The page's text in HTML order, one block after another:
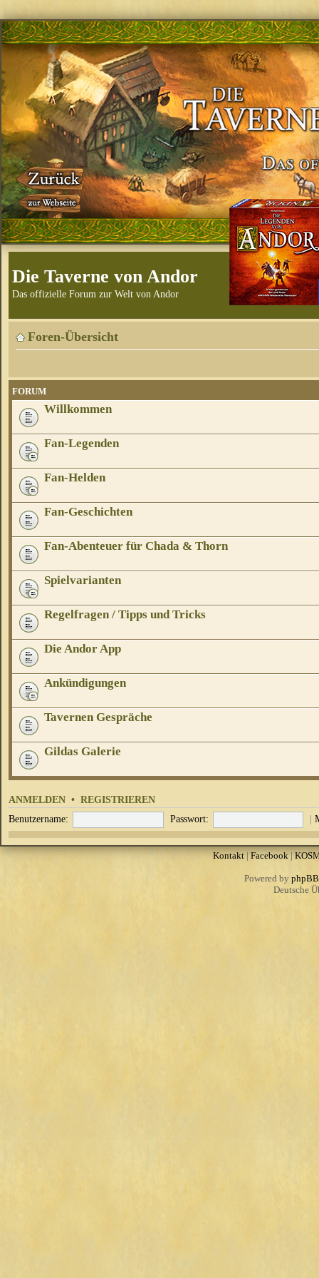
Die Taverne von Andor
Das offizielle Forum zur Welt von Andor
Foren-Übersicht
FORUM
Willkommen
Fan-Legenden
Fan-Helden
Fan-Geschichten
Fan-Abenteuer für Chada & Thorn
Spielvarianten
Regelfragen / Tipps und Tricks
Die Andor App
Ankündigungen
Tavernen Gespräche
Gildas Galerie
ANMELDEN • REGISTRIEREN
Benutzername: Passwort: |
Kontakt| Facebook|
Powered by phpBB
Deutsche